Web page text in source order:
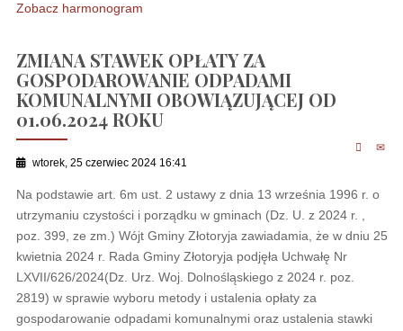
Zobacz harmonogram
ZMIANA STAWEK OPŁATY ZA
GOSPODAROWANIE ODPADAMI
KOMUNALNYMI OBOWIĄZUJĄCEJ OD
01.06.2024 ROKU
wtorek, 25 czerwiec 2024 16:41
Na podstawie art. 6m ust. 2 ustawy z dnia 13 września 1996 r. o
utrzymaniu czystości i porządku w gminach (Dz. U. z 2024 r. ,
poz. 399, ze zm.) Wójt Gminy Złotoryja zawiadamia, że w dniu 25
kwietnia 2024 r. Rada Gminy Złotoryja podjęła Uchwałę Nr
LXVII/626/2024(Dz. Urz. Woj. Dolnośląskiego z 2024 r. poz.
2819) w sprawie wyboru metody i ustalenia opłaty za
gospodarowanie odpadami komunalnymi oraz ustalenia stawki